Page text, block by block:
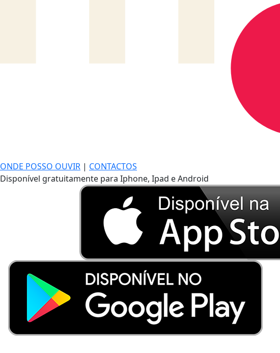
ONDE POSSO OUVIR | CONTACTOS
Disponível gratuitamente para Iphone, Ipad e Android